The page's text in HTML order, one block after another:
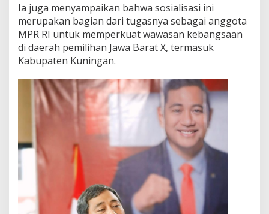
Ia juga menyampaikan bahwa sosialisasi ini
merupakan bagian dari tugasnya sebagai anggota
MPR RI untuk memperkuat wawasan kebangsaan
di daerah pemilihan Jawa Barat X, termasuk
Kabupaten Kuningan.